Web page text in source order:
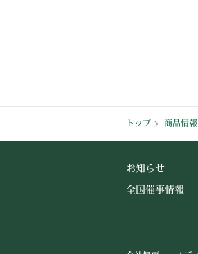
トップ 商品情報
お知らせ
全国催事情報